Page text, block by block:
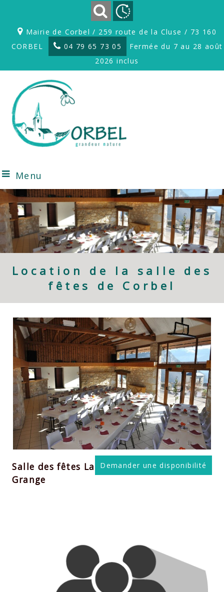
Mairie de Corbel / 259 route de la Cluse / 73 160
CORBEL
04 79 65 73 05
Fermée du 7 au 28 août
2026 inclus
Menu
Location de la salle des
fêtes de Corbel
Demander une disponibilité
Salle des fêtes La
Grange